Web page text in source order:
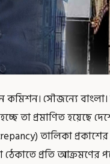
কমিশন। সৌজন্যে
তা প্রমাণিত হয়েছে
তালিকা
ঠেকাতে প্রতি